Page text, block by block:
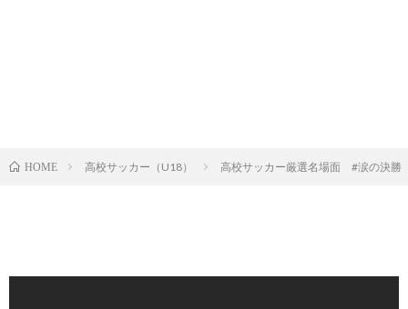
HOME 高校サッカー（U18） 高校サッカー厳選名場面 #涙の決